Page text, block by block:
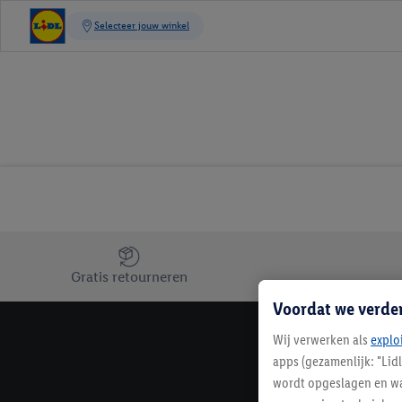
Jouw voordelen bij ons als Lidl webshop klant
Gratis retourneren
Voordat we
Wij verwerken als
apps (gezamenlijk:
wordt opgeslagen en